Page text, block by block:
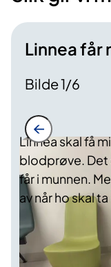
Linnea får
Bilde1/6
Linnea skal få
blodprøve. Det
får i munnen.
av når ho skal